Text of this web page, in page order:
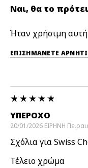
Ναι, θα το
Ήταν χρήσιμη
ΥΠΈΡΟΧΟ
20/01/2026 ΕΙΡΗΝΗ
Σχόλια για Swiss
Τέλειο χρώμα